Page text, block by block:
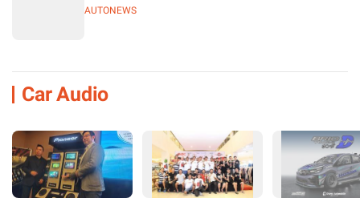
AUTONEWS
Car Audio